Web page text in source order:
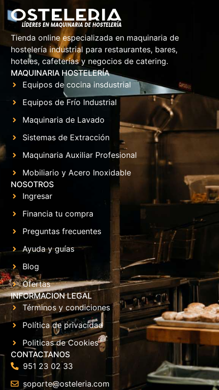
Tienda online especializada en maquinaria de
hostelería industrial para restaurantes, bares,
hoteles, cafeterías y negocios de catering.
MAQUINARIA HOSTELERÍA
Equipos de cocina insdustrial
Equipos de Frío Industrial
Maquinaria de Lavado
Sistemas de Extracción
Maquinaria Auxiliar Profesional
Mobiliario y Acero Inoxidable
NOSOTROS
Ingresar
Financia tu compra
Preguntas frecuentes
Ayuda y guías
Blog
Ofertas
INFORMACION LEGAL
Términos y condiciones
Política de privacidad
Politicas de Cookies
CONTACTANOS
951 23 02 33
soporte@osteleria.com